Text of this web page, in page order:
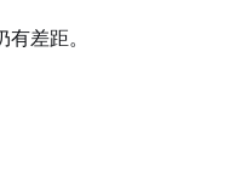
差距。